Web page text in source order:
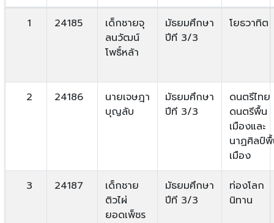
1 24185
เด็กชายจุ
ลนวัฒน์
โพธิ์หล้า
มัธยมศึกษา
ปีที 3/3
โยธวาทิต
2 24186
นายเจษฎา
บุญลับ
มัธยมศึกษา
ปีที 3/3
ดนตรีไทย
ดนตรีพื้น
เมืองและ
นาฏศิลป์
เมือง
3 24187
เด็กชาย
ติวไผ่
ยอดเพ็ชร
มัธยมศึกษา
ปีที 3/3
ท่องโลก
นิทาน